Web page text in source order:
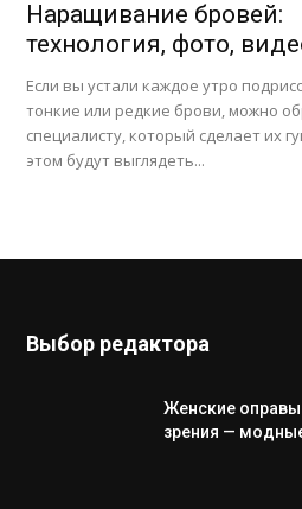
Наращивание бровей:
технология, фото,
Если вы устали каждое утро
тонкие или редкие брови, можно
специалисту, который сделает их
этом будут выглядеть...
Выбор редактора
Женские
зрения —